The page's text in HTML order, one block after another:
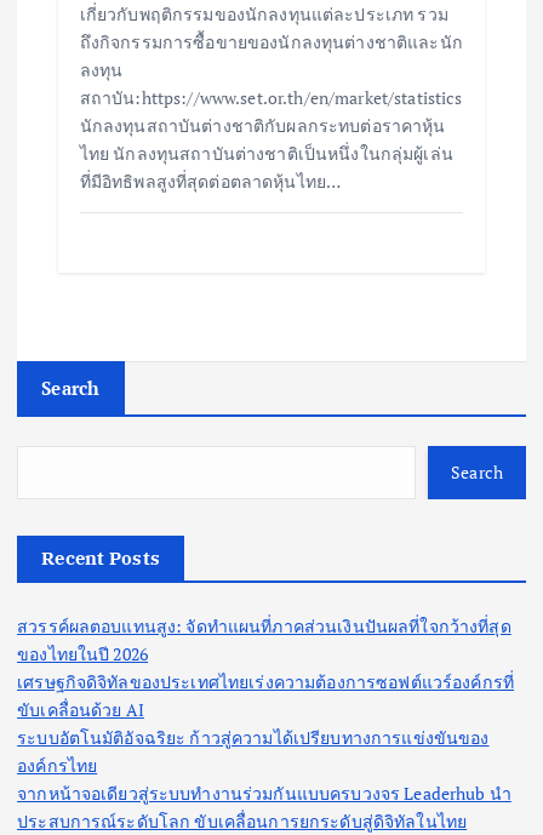
เกี่ยวกับพฤติกรรมของนักลงทุนแต่ละประเภท รวม
ถึงกิจกรรมการซื้อขายของนักลงทุนต่างชาติและนัก
ลงทุน
สถาบัน:https://www.set.or.th/en/market/statistics
นักลงทุนสถาบันต่างชาติกับผลกระทบต่อราคาหุ้น
ไทย นักลงทุนสถาบันต่างชาติเป็นหนึ่งในกลุ่มผู้เล่น
ที่มีอิทธิพลสูงที่สุดต่อตลาดหุ้นไทย…
Search
Search
Recent Posts
สวรรค์ผลตอบแทนสูง: จัดทำแผนที่ภาคส่วนเงินปันผลที่ใจกว้างที่สุด
ของไทยในปี 2026
เศรษฐกิจดิจิทัลของประเทศไทยเร่งความต้องการซอฟต์แวร์องค์กรที่
ขับเคลื่อนด้วย AI
ระบบอัตโนมัติอัจฉริยะ ก้าวสู่ความได้เปรียบทางการแข่งขันของ
องค์กรไทย
จากหน้าจอเดียวสู่ระบบทำงานร่วมกันแบบครบวงจร Leaderhub นำ
ประสบการณ์ระดับโลก ขับเคลื่อนการยกระดับสู่ดิจิทัลในไทย